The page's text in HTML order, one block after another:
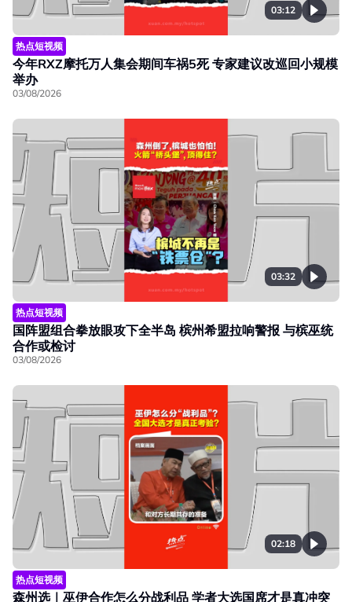
03:12
热点短视频
今年RXZ摩托万人集会期间车祸5死 专家建议改巡回小规模
举办
03/08/2026
03:32
热点短视频
国阵盟组合拳放眼攻下全半岛 槟州希盟拉响警报 与槟巫统
合作或检讨
03/08/2026
02:18
热点短视频
森州选｜巫伊合作怎么分战利品 学者大选国席才是真冲突